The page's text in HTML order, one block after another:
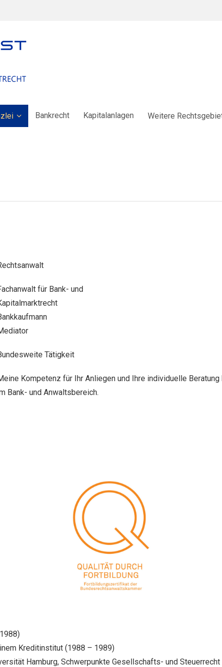
Bankrecht Kapitalanlagen Weitere
für Bank- und
Tätigkeit
Kompetenz für Ihr Anliegen und Ihre individuelle
Bank- und Anwaltsbereich.
Kreditinstitut (1988 – 1989)
Hamburg, Schwerpunkte Gesellschafts- und